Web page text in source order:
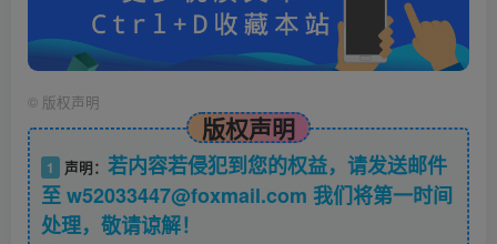
© 版权声明
版权声明
1 声明： 若内容若侵犯到您的权益，请发送邮件
至 w52033447@foxmail.com 我们将第一时间
处理，敬请谅解！